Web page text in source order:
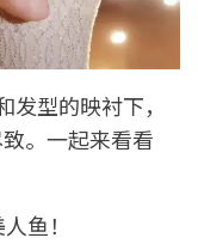
型的映衬下，
。一起来看看
鱼！